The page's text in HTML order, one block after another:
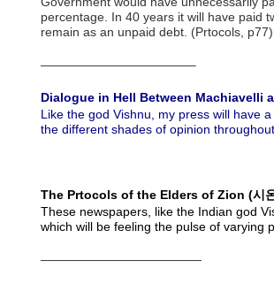
percentage. In 40 years it will have paid
remain as an unpaid debt. (Prtocols, p77)
————————————–
Dialogue in Hell Between Machiavelli
Like the god Vishnu, my press will have
the different shades of opinion
The Prtocols of the Elders of Zion (시
These newspapers, like the Indian god
which will be feeling the pulse of varying
—————————————